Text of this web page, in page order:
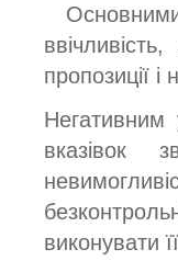
пропозиції і
Негативним
вказівок
виконувати